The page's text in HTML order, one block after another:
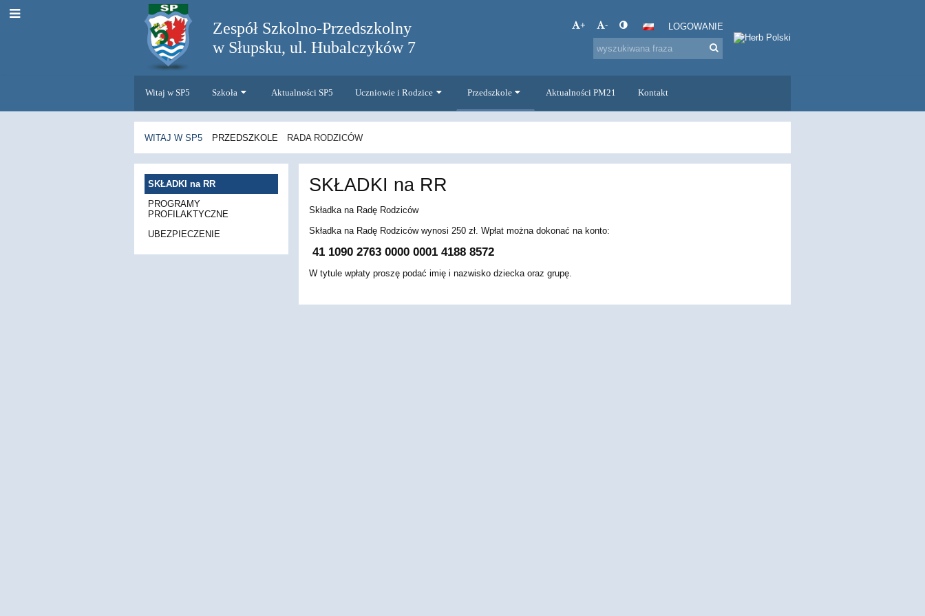
Zespół Szkolno-Przedszkolny
w Słupsku, ul. Hubalczyków 7
+ - LOGOWANIE
Witaj w SP5 Szkoła Aktualności SP5 Uczniowie i Rodzice Przedszkole Aktualności PM21 Kontakt
WITAJ W SP5 PRZEDSZKOLE RADA RODZICÓW
RADA
RODZICÓW
SKŁADKI na RR
PROGRAMY
PROFILAKTYCZNE
UBEZPIECZENIE
SKŁADKI na RR
Składka na Radę Rodziców
Składka na Radę Rodziców wynosi 250 zł. Wpłat można dokonać na konto:
41 1090 2763 0000 0001 4188 8572
W tytule wpłaty proszę podać imię i nazwisko dziecka oraz grupę.